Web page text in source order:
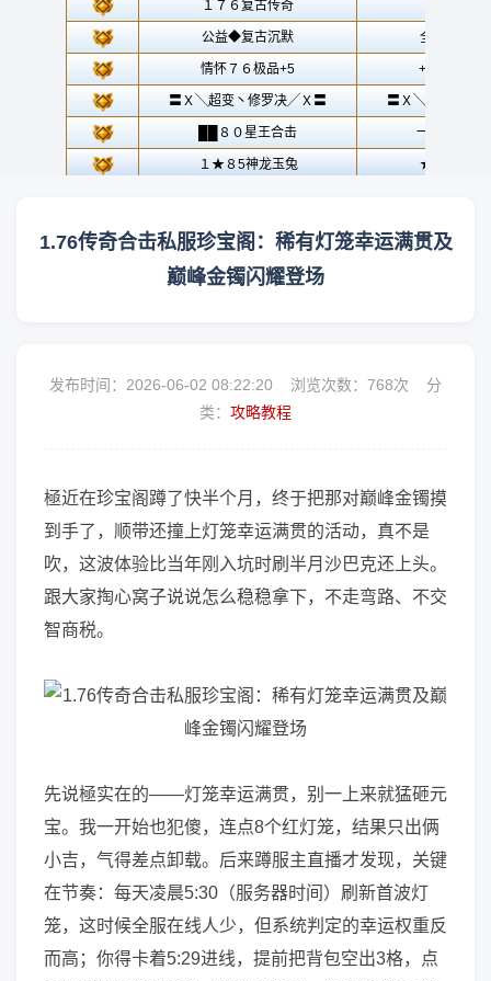
1.76传奇合击私服珍宝阁：稀有灯笼幸运满贯及
巅峰金镯闪耀登场
发布时间：2026-06-02 08:22:20 浏览次数： 768次 分
类： 攻略教程
極近在珍宝阁蹲了快半个月，终于把那对巅峰金镯摸
到手了，顺带还撞上灯笼幸运满贯的活动，真不是
吹，这波体验比当年刚入坑时刷半月沙巴克还上头。
跟大家掏心窝子说说怎么稳稳拿下，不走弯路、不交
智商税。
先说極实在的——灯笼幸运满贯，别一上来就猛砸元
宝。我一开始也犯傻，连点8个红灯笼，结果只出俩
小吉，气得差点卸载。后来蹲服主直播才发现，关键
在节奏：每天凌晨5:30（服务器时间）刷新首波灯
笼，这时候全服在线人少，但系统判定的幸运权重反
而高；你得卡着5:29进线，提前把背包空出3格，点